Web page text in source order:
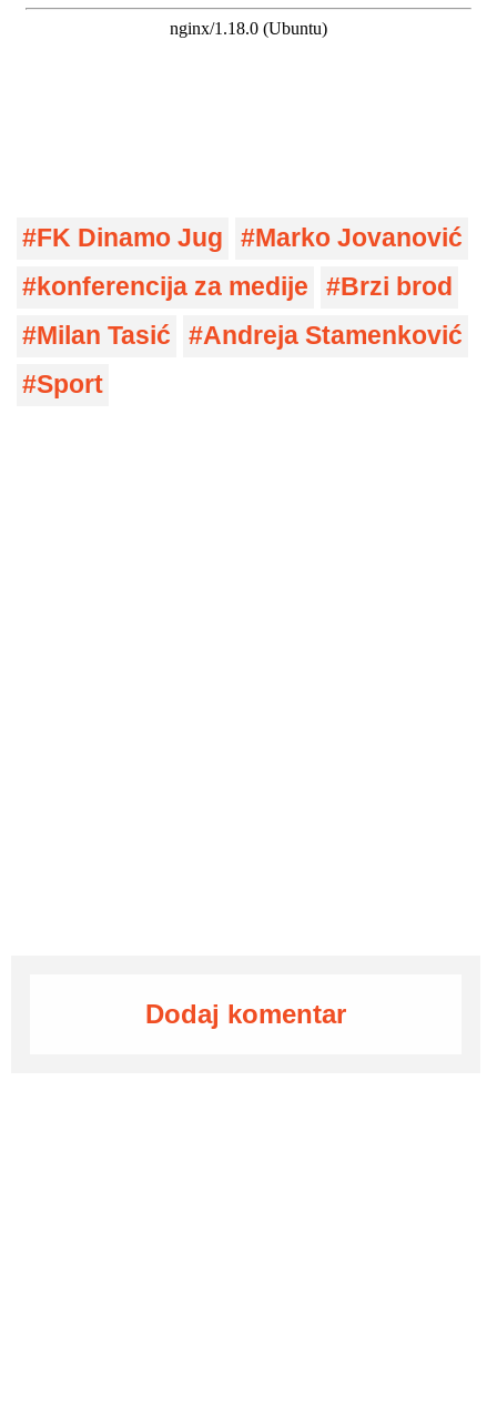
FK Dinamo Jug
Marko Jovanović
konferencija za medije
Brzi brod
Milan Tasić
Andreja Stamenković
Sport
Dodaj komentar